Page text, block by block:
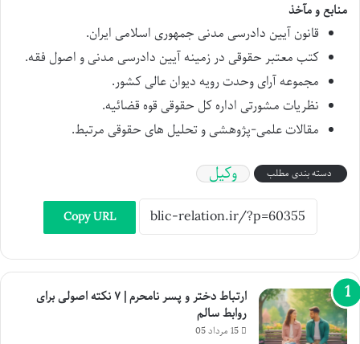
منابع و مآخذ
قانون آیین دادرسی مدنی جمهوری اسلامی ایران.
کتب معتبر حقوقی در زمینه آیین دادرسی مدنی و اصول فقه.
مجموعه آرای وحدت رویه دیوان عالی کشور.
نظریات مشورتی اداره کل حقوقی قوه قضائیه.
مقالات علمی-پژوهشی و تحلیل های حقوقی مرتبط.
دسته بندی مطلب وکیل
Copy URL
ارتباط دختر و پسر نامحرم | ۷ نکته اصولی برای
روابط سالم
15 مرداد 05